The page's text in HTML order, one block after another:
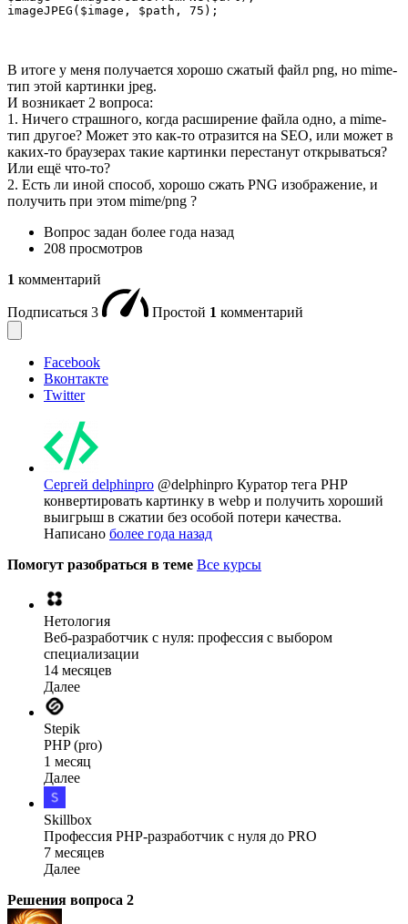
imageJPEG($image, $path, 75);
В итоге у меня получается хорошо сжатый файл png, но mime-
тип этой картинки jpeg.
И возникает 2 вопроса:
1. Ничего страшного, когда расширение файла одно, а mime-
тип другое? Может это как-то отразится на SEO, или может в
каких-то браузерах такие картинки перестанут открываться?
Или ещё что-то?
2. Есть ли иной способ, хорошо сжать PNG изображение, и
получить при этом mime/png ?
Вопрос задан более года назад
208 просмотров
1 комментарий
Подписаться 3 Простой 1 комментарий
Facebook
Вконтакте
Twitter
Сергей delphinpro @delphinpro Куратор тега PHP
конвертировать картинку в webp и получить хороший
выигрыш в сжатии без особой потери качества.
Написано более года назад
Помогут разобраться в теме Все курсы
Нетология
Веб-разработчик с нуля: профессия с выбором
специализации
14 месяцев
Далее
Stepik
PHP (pro)
1 месяц
Далее
Skillbox
Профессия PHP-разработчик с нуля до PRO
7 месяцев
Далее
Решения вопроса 2